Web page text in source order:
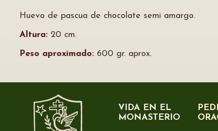
Huevo de pascua de chocolate semi amargo.
Altura: 20 cm.
Peso aproximado: 600 gr. aprox.
VIDA EN EL
MONASTERIO